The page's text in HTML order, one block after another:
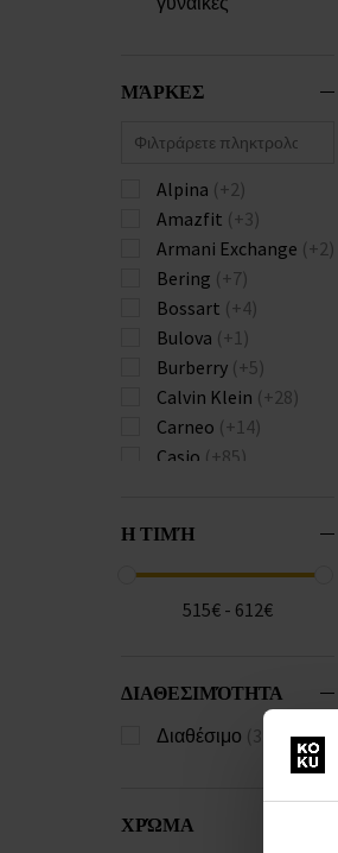
ΜΆΡΚΕΣ
Alpina (+2)
Amazfit (+3)
Armani Exchange (+2)
Bering (+7)
Bossart (+4)
Bulova (+1)
Burberry (+5)
Calvin Klein (+28)
Carneo (+14)
Casio (+85)
Donoval
Emporio Armani(+3)
Festina (+9)
Guess(+8)
Hammer
(+1)
(+4)
Ingersoll
Η ΤΙΜΉ
515€ - 612€
ΔΙΑΘΕΣΙΜΌΤΗΤΑ
Διαθέσιμο (3)
ΧΡΏΜΑ